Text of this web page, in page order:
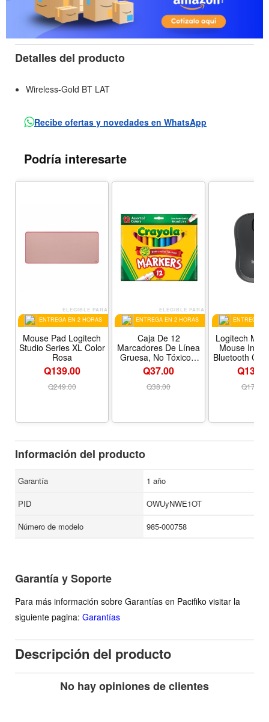
Detalles del producto
Wireless-Gold BT LAT
Recibe ofertas y novedades en WhatsApp
Podría interesarte
ELEGIBLE PARA
ENTREGA EN 2 HORAS
Mouse Pad Logitech
Studio Series XL Color
Rosa
Q139.00
Q249.00
ELEGIBLE PARA
ENTREGA EN 2 HORAS
Caja De 12
Marcadores De Línea
Gruesa, No Tóxicos,
Crayola
Q37.00
Q38.00
ENTREGA
Logitech
Mouse
Bluetooth
Q179.00
Información del producto
Garantía
1 año
PID
OWUyNWE1OT
Número de modelo
985-000758
Garantía y Soporte
Para más información sobre Garantías en Pacifiko visitar la
siguiente pagina: Garantías
Descripción del producto
No hay opiniones de clientes